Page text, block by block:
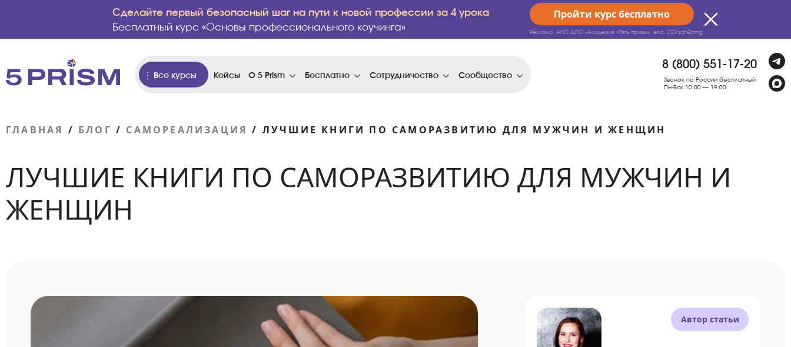
Сделайте первый безопасный шаг на пути к новой профессии за 4 урока
Бесплатный курс «Основы профессионального коучинга»
Пройти курс бесплатно
Реклама. АНО ДПО «Академия «Пять призм». erid: 2SDnjdhQnmg
Все курсы Кейсы О 5 Prism Бесплатно Сотрудничество Сообщество
8 (800) 551-17-20
Звонок по России бесплатный
Пн-Вск 10:00 — 19:00
ГЛАВНАЯ / БЛОГ / САМОРЕАЛИЗАЦИЯ / ЛУЧШИЕ КНИГИ ПО САМОРАЗВИТИЮ ДЛЯ МУЖЧИН И ЖЕНЩИН
ЛУЧШИЕ КНИГИ ПО САМОРАЗВИТИЮ ДЛЯ МУЖЧИН И
ЖЕНЩИН
Автор статьи